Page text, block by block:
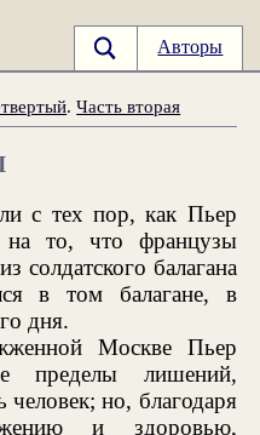
Авторы
.Часть вторая
с тех пор, как Пьер
то, что французы
солдатского балагана
в том балагане, в
дня.
Москве Пьер
пределы лишений,
но, благодаря
и здоровью,